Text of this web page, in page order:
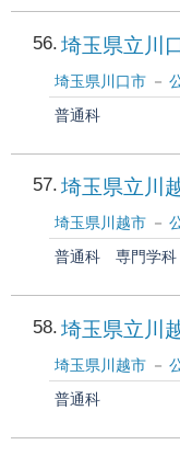
56 埼玉県立川
埼玉県川口市
普通科
57 埼玉県立川
埼玉県川越市
普通科
専門学科
58 埼玉県立川
埼玉県川越市
普通科